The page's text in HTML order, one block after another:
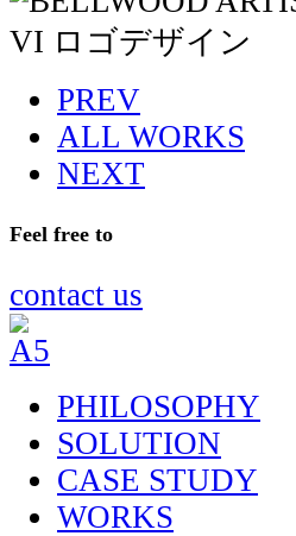
PREV
ALL WORKS
NEXT
Feel free to
contact us
PHILOSOPHY
SOLUTION
CASE STUDY
WORKS